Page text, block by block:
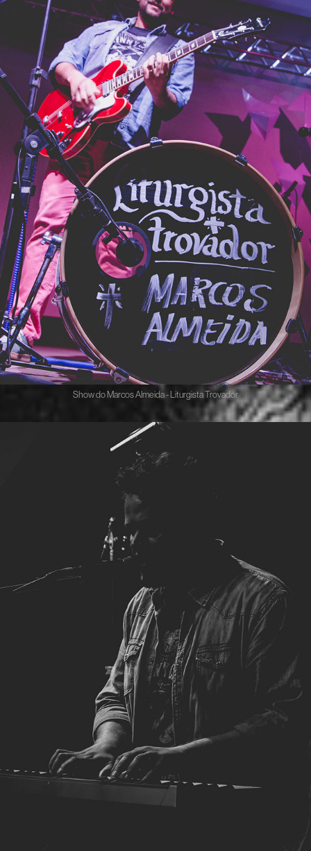
Show do Marcos Almeida - Liturgista Trovador